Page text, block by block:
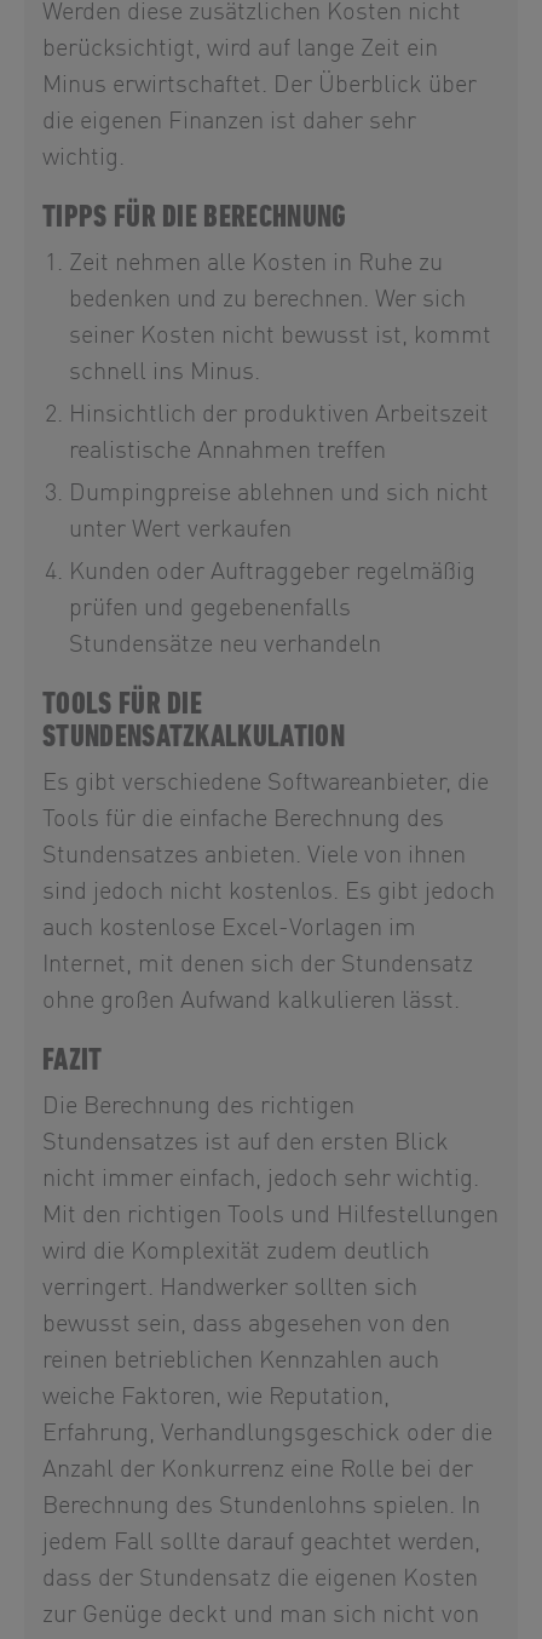
Werden diese zusätzlichen Kosten nicht
berücksichtigt, wird auf lange Zeit ein
Minus erwirtschaftet. Der Überblick über
die eigenen Finanzen ist daher sehr
wichtig.
TIPPS FÜR DIE BERECHNUNG
Zeit nehmen alle Kosten in Ruhe zu
bedenken und zu berechnen. Wer sich
seiner Kosten nicht bewusst ist, kommt
schnell ins Minus.
Hinsichtlich der produktiven Arbeitszeit
realistische Annahmen treffen
Dumpingpreise ablehnen und sich nicht
unter Wert verkaufen
Kunden oder Auftraggeber regelmäßig
prüfen und gegebenenfalls
Stundensätze neu verhandeln
TOOLS FÜR DIE
STUNDENSATZKALKULATION
Es gibt verschiedene Softwareanbieter, die
Tools für die einfache Berechnung des
Stundensatzes anbieten. Viele von ihnen
sind jedoch nicht kostenlos. Es gibt jedoch
auch kostenlose Excel-Vorlagen im
Internet, mit denen sich der Stundensatz
ohne großen Aufwand kalkulieren lässt.
FAZIT
Die Berechnung des richtigen
Stundensatzes ist auf den ersten Blick
nicht immer einfach, jedoch sehr wichtig.
Mit den richtigen Tools und Hilfestellungen
wird die Komplexität zudem deutlich
verringert. Handwerker sollten sich
bewusst sein, dass abgesehen von den
reinen betrieblichen Kennzahlen auch
weiche Faktoren, wie Reputation,
Erfahrung, Verhandlungsgeschick oder die
Anzahl der Konkurrenz eine Rolle bei der
Berechnung des Stundenlohns spielen. In
jedem Fall sollte darauf geachtet werden,
dass der Stundensatz die eigenen Kosten
zur Genüge deckt und man sich nicht von